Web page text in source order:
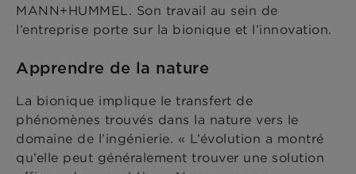
MANN+HUMMEL. Son travail au sein de
l’entreprise porte sur la bionique et l’innovation.
Apprendre de la nature
La bionique implique le transfert de
phénomènes trouvés dans la nature vers le
domaine de l’ingénierie. « L’évolution a montré
qu’elle peut généralement trouver une solution